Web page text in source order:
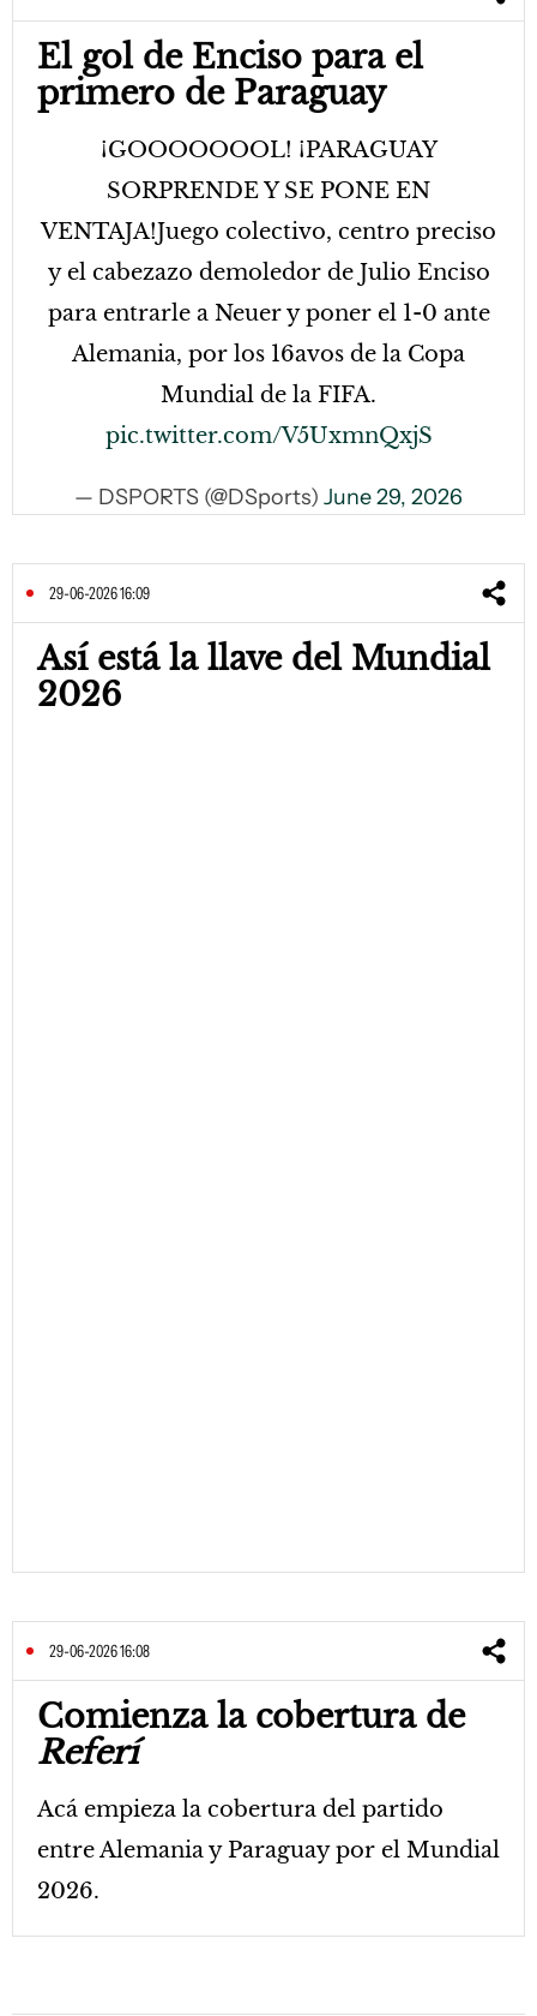
El gol de Enciso para el
primero de Paraguay
¡GOOOOOOOL! ¡PARAGUAY
SORPRENDE Y SE PONE EN
VENTAJA!Juego colectivo, centro preciso
y el cabezazo demoledor de Julio Enciso
para entrarle a Neuer y poner el 1-0 ante
Alemania, por los 16avos de la Copa
Mundial de la FIFA.
pic.twitter.com/V5UxmnQxjS
— DSPORTS (@DSports) June 29, 2026
29-06-2026 16:09
Así está la llave del Mundial
2026
29-06-2026 16:08
Comienza la cobertura de
Referí
Acá empieza la cobertura del partido
entre Alemania y Paraguay por el Mundial
2026.